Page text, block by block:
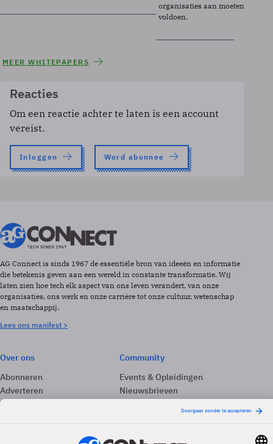
organisaties aan moeten
voldoen.
MEER WHITEPAPERS
Reacties
Om een reactie achter te laten is een account
vereist.
Inloggen Word abonnee
AG Connect is sinds 1967 de essentiële bron van ideeën en informatie
die betekenis geven aan een wereld in constante transformatie. Wij
laten zien hoe tech elk aspect van ons leven verandert, van onze
organisaties, ons werk en onze carrière tot onze cultuur, wetenschap
en maatschappij.
Lees ons manifest >
Over ons
Abonneren
Adverteren
Contact
Community
Events & Opleidingen
Nieuwsbrieven